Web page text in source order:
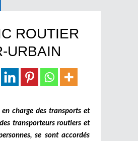
ROUTIER
URBAIN
charge des transports et
transporteurs routiers et
se sont accordés